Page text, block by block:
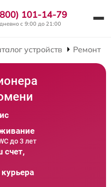
101-14-79
с 9:00 до 21:00
устройств Ремонт
до 3 лет
счет,